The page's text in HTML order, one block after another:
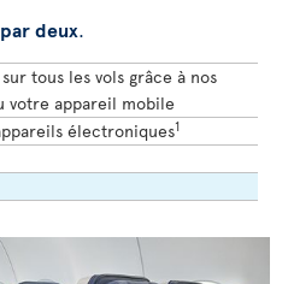
deux.
tous les vols grâce à nos
votre appareil mobile
électroniques1